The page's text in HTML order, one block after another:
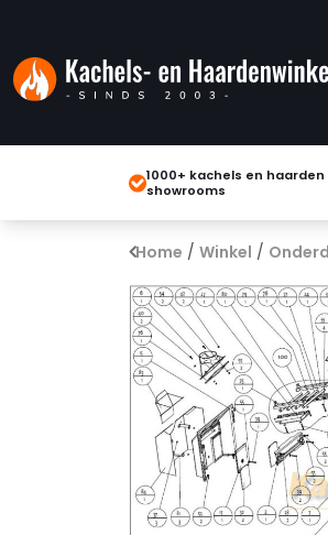
1000+ kachels en haarden
showrooms
Home / Winkel /